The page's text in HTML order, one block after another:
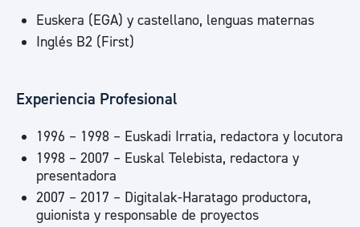
Euskera (EGA) y castellano, lenguas maternas
Inglés B2 (First)
Experiencia Profesional
1996 – 1998 – Euskadi Irratia, redactora y locutora
1998 – 2007 – Euskal Telebista, redactora y
presentadora
2007 – 2017 – Digitalak-Haratago productora,
guionista y responsable de proyectos